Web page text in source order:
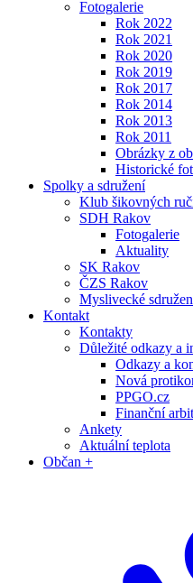
Fotogalerie
Rok 2022
Rok 2021
Rok 2020
Rok 2019
Rok 2017
Rok 2014
Rok 2013
Rok 2011
Obrázky z
Historické
Spolky a sdružení
Klub šikovných
SDH Rakov
Fotogalerie
Aktuality
SK Rakov
ČZS Rakov
Myslivecké
Kontakt
Kontakty
Důležité odkazy a
Odkazy a
Nová
PPGO.cz
Finanční
Ankety
Aktuální teplota
Občan +